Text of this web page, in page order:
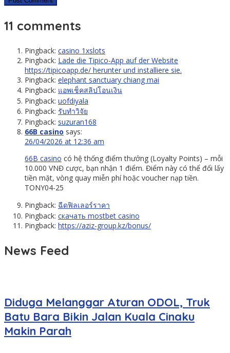
11 comments
Pingback: casino 1xslots
Pingback: Lade die Tipico-App auf der Website
https://tipicoapp.de/ herunter und installiere sie.
Pingback: elephant sanctuary chiang mai
Pingback: แอพเช็คสลิปโอนเงิน
Pingback: uofdiyala
Pingback: รับทำวิจัย
Pingback: suzuran168
66B casino says:
26/04/2026 at 12:36 am
66B casino có hệ thống điểm thưởng (Loyalty Points) – mỗi
10.000 VNĐ cược, bạn nhận 1 điểm. Điểm này có thể đổi lấy
tiền mặt, vòng quay miễn phí hoặc voucher nạp tiền.
TONY04-25
Pingback: ฉีดฟิลเลอร์ราคา
Pingback: скачать mostbet casino
Pingback: https://aziz-group.kz/bonus/
News Feed
Diduga Melanggar Aturan ODOL, Truk
Batu Bara Bikin Jalan Kuala Cinaku
Makin Parah